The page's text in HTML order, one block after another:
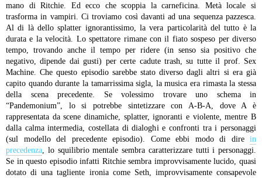
mano di Ritchie. Ed ecco che scoppia la carneficina. Metà locale si
trasforma in vampiri. Ci troviamo così davanti ad una sequenza pazzesca.
Al di là dello splatter ignorantissimo, la vera particolarità del tutto è la
durata e la velocità. Lo spettatore rimane con il fiato sospeso per diverso
tempo, trovando anche il tempo per ridere (in senso sia positivo che
negativo, dipende dai gusti) per certe cadute trash, su tutte il prof. Sex
Machine. Che questo episodio sarebbe stato diverso dagli altri si era già
capito quando durante la tamarrissima sigla, la musica era rimasta la stessa
della scena precedente. Se volessimo trovare uno schema in
“Pandemonium”, lo si potrebbe sintetizzare con A-B-A, dove A è
rappresentata da scene dinamiche, splatter, ignoranti e violente, mentre B
dalla calma intermedia, costellata di dialoghi e confronti tra i personaggi
(sul modello del precedente episodio). Come ebbi modo di dire in
precedenza, lo squilibrio mentale sembra caratterizzare tutti i personaggi.
Se in questo episodio infatti Ritchie sembra improvvisamente lucido, quasi
dotato di una tagliente ironia come Seth, improvvisamente consapevole